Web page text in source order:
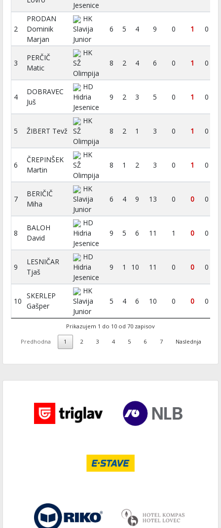
Jesenice
2
PRODAN
Dominik
Marjan
HK
Slavija
Junior
6 5 4 9 0 1 0
3
PERČIČ
Matic
HK
SŽ
Olimpija
8 2 4 6 0 1 0
4
DOBRAVEC
Juš
HD
Hidria
Jesenice
9 2 3 5 0 1 0
5 ŽIBERT Tevž
HK
SŽ
Olimpija
8 2 1 3 0 1 0
6
ČREPINŠEK
Martin
HK
SŽ
Olimpija
8 1 2 3 0 1 0
7
BERIČIČ
Miha
HK
Slavija
Junior
6 4 9 13 0 0 0
8
BALOH
David
HD
Hidria
Jesenice
9 5 6 11 1 0 0
9
LESNIČAR
Tjaš
HD
Hidria
Jesenice
9 1 10 11 0 0 0
10
SKERLEP
Gašper
HK
Slavija
Junior
5 4 6 10 0 0 0
Prikazujem 1 do 10 od 70 zapisov
Predhodna 1 2 3 4 5 6 7 Naslednja